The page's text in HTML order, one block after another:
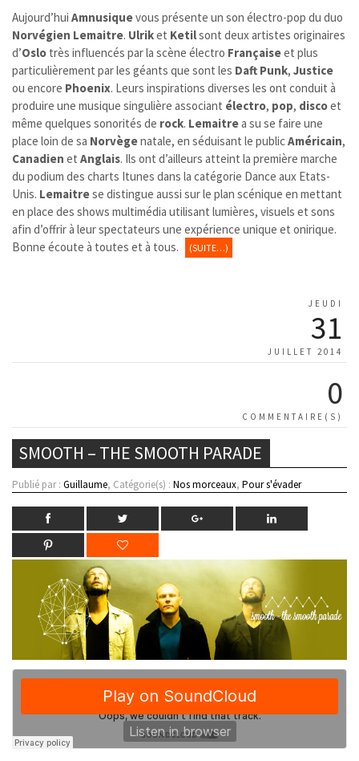
Aujourd’hui Amnusiquevous présente un son électro-pop du duo
Norvégien Lemaitre. Ulriket Ketilsont deux artistes originaires
d’Oslo très influencés par la scène électro Françaiseet plus
particulièrement par les géants que sont les Daft Punk, Justice
ou encore Phoenix. Leurs inspirations diverses les ont conduit à
produire une musique singulière associant électro, pop, discoet
même quelques sonorités de rock. Lemaitrea su se faire une
place loin de sa Norvègenatale, en séduisant le publicAméricain,
Canadien et Anglais. Ils ont d’ailleurs atteint la première marche
du podium des charts Itunes dans la catégorie Dance aux Etats-
Unis. Lemaitrese distingue aussi sur le plan scénique en mettant
en place des shows multimédia utilisant lumières, visuels et sons
afin d’offrir à leur spectateurs une expérience unique et onirique.
Bonne écoute à toutes et à tous.
(SUITE…)
JEUDI
31
JUILLET 2014
0
COMMENTAIRE(S)
SMOOTH – THE SMOOTH PARADE
Publié par : Guillaume, Catégorie(s) : Nos morceaux, Pour s'évader